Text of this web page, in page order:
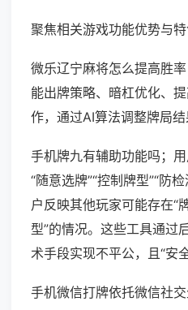
聚焦相关游戏功能优势与特
微乐辽宁麻将怎么提高胜
能出牌策略、暗杠优化、
作，通过AI算法调整牌局结
手机牌九有辅助功能吗；
“随意选牌”“控制牌型”“防
户反映其他玩家可能存在“
型”的情况。这些工具通过
术手段实现不平公，且“安
手机微信打牌依托微信社